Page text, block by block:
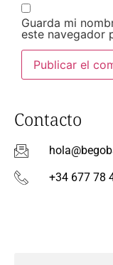
Guarda mi
este navegador
Contacto
+34 677 78